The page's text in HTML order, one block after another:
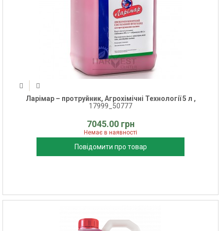
Ларімар – протруйник, Агрохімічні Технології 5 л ,
17999_50777
7045.00 грн
Немає в наявності
Повідомити про товар